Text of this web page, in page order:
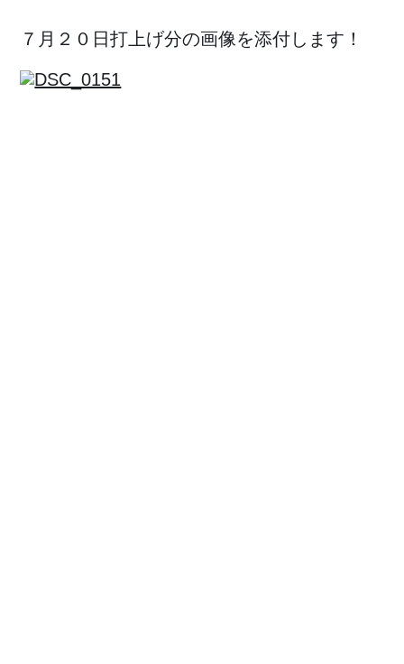
７月２０日打上げ分の画像を添付します！